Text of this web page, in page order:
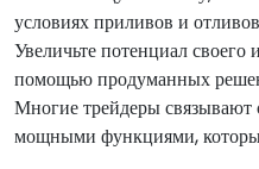
условиях приливов и
Увеличьте потенциал
помощью продуманных
Многие трейдеры
мощными функциями,